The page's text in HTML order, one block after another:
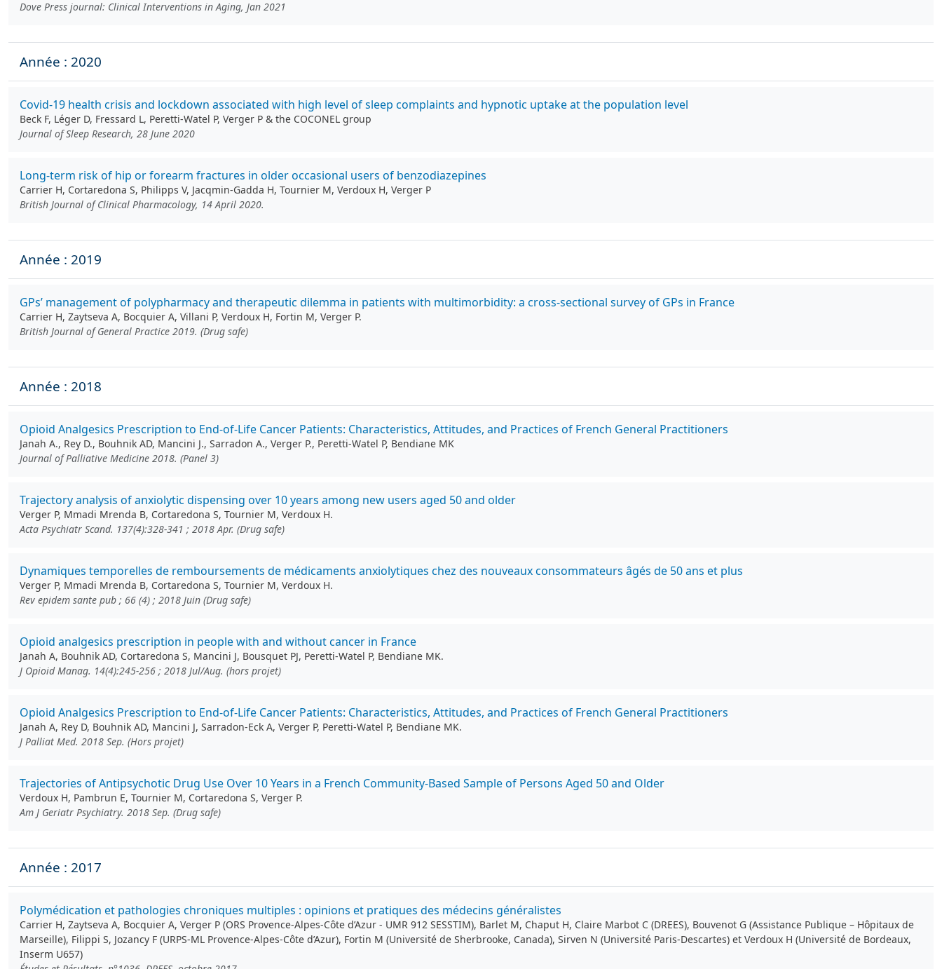
Dove Press journal: Clinical Interventions in Aging, Jan 2021
Année : 2020
Covid‐19 health crisis and lockdown associated with high level of sleep complaints and hypnotic uptake at the population level
Beck F, Léger D, Fressard L, Peretti-Watel P, Verger P & the COCONEL group
Journal of Sleep Research, 28 June 2020
Long‐term risk of hip or forearm fractures in older occasional users of benzodiazepines
Carrier H, Cortaredona S, Philipps V, Jacqmin‐Gadda H, Tournier M, Verdoux H, Verger P
British Journal of Clinical Pharmacology, 14 April 2020.
Année : 2019
GPs’ management of polypharmacy and therapeutic dilemma in patients with multimorbidity: a cross-sectional survey of GPs in France
Carrier H, Zaytseva A, Bocquier A, Villani P, Verdoux H, Fortin M, Verger P.
British Journal of General Practice 2019. (Drug safe)
Année : 2018
Opioid Analgesics Prescription to End-of-Life Cancer Patients: Characteristics, Attitudes, and Practices of French General Practitioners
Janah A., Rey D., Bouhnik AD, Mancini J., Sarradon A., Verger P., Peretti-Watel P, Bendiane MK
Journal of Palliative Medicine 2018. (Panel 3)
Trajectory analysis of anxiolytic dispensing over 10 years among new users aged 50 and older
Verger P, Mmadi Mrenda B, Cortaredona S, Tournier M, Verdoux H.
Acta Psychiatr Scand. 137(4):328-341 ; 2018 Apr. (Drug safe)
Dynamiques temporelles de remboursements de médicaments anxiolytiques chez des nouveaux consommateurs âgés de 50 ans et plus
Verger P, Mmadi Mrenda B, Cortaredona S, Tournier M, Verdoux H.
Rev epidem sante pub ; 66 (4) ; 2018 Juin (Drug safe)
Opioid analgesics prescription in people with and without cancer in France
Janah A, Bouhnik AD, Cortaredona S, Mancini J, Bousquet PJ, Peretti-Watel P, Bendiane MK.
J Opioid Manag. 14(4):245-256 ; 2018 Jul/Aug. (hors projet)
Opioid Analgesics Prescription to End-of-Life Cancer Patients: Characteristics, Attitudes, and Practices of French General Practitioners
Janah A, Rey D, Bouhnik AD, Mancini J, Sarradon-Eck A, Verger P, Peretti-Watel P, Bendiane MK.
J Palliat Med. 2018 Sep. (Hors projet)
Trajectories of Antipsychotic Drug Use Over 10 Years in a French Community-Based Sample of Persons Aged 50 and Older
Verdoux H, Pambrun E, Tournier M, Cortaredona S, Verger P.
Am J Geriatr Psychiatry. 2018 Sep. (Drug safe)
Année : 2017
Polymédication et pathologies chroniques multiples : opinions et pratiques des médecins généralistes
Carrier H, Zaytseva A, Bocquier A, Verger P (ORS Provence-Alpes-Côte d’Azur - UMR 912 SESSTIM), Barlet M, Chaput H, Claire Marbot C (DREES), Bouvenot G (Assistance Publique – Hôpitaux de
Marseille), Filippi S, Jozancy F (URPS-ML Provence-Alpes-Côte d’Azur), Fortin M (Université de Sherbrooke, Canada), Sirven N (Université Paris-Descartes) et Verdoux H (Université de Bordeaux,
Inserm U657)